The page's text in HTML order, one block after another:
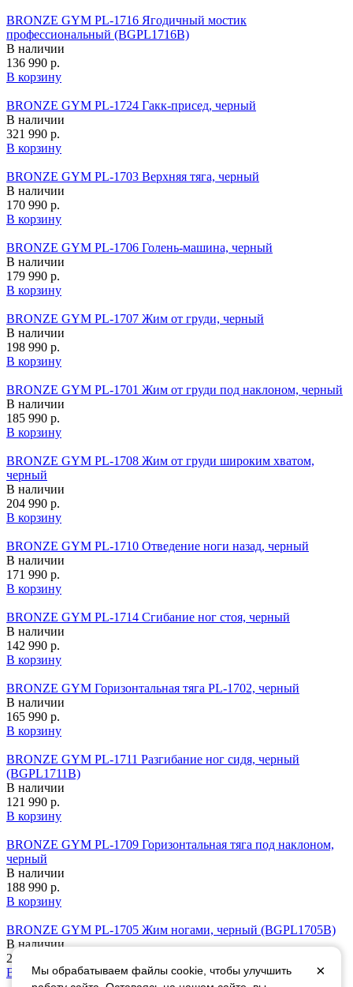
BRONZE GYM PL-1716 Ягодичный мостик
профессиональный (BGPL1716B)
В наличии
136 990 р.
В корзину
BRONZE GYM PL-1724 Гакк-присед, черный
В наличии
321 990 р.
В корзину
BRONZE GYM PL-1703 Верхняя тяга, черный
В наличии
170 990 р.
В корзину
BRONZE GYM PL-1706 Голень-машина, черный
В наличии
179 990 р.
В корзину
BRONZE GYM PL-1707 Жим от груди, черный
В наличии
198 990 р.
В корзину
BRONZE GYM PL-1701 Жим от груди под наклоном, черный
В наличии
185 990 р.
В корзину
BRONZE GYM PL-1708 Жим от груди широким хватом,
черный
В наличии
204 990 р.
В корзину
BRONZE GYM PL-1710 Отведение ноги назад, черный
В наличии
171 990 р.
В корзину
BRONZE GYM PL-1714 Сгибание ног стоя, черный
В наличии
142 990 р.
В корзину
BRONZE GYM Горизонтальная тяга PL-1702, черный
В наличии
165 990 р.
В корзину
BRONZE GYM PL-1711 Разгибание ног сидя, черный
(BGPL1711B)
В наличии
121 990 р.
В корзину
BRONZE GYM PL-1709 Горизонтальная тяга под наклоном,
черный
В наличии
188 990 р.
В корзину
BRONZE GYM PL-1705 Жим ногами, черный (BGPL1705B)
В наличии
258 990 р.
В корзину
×
Мы обрабатываем файлы cookie, чтобы улучшить